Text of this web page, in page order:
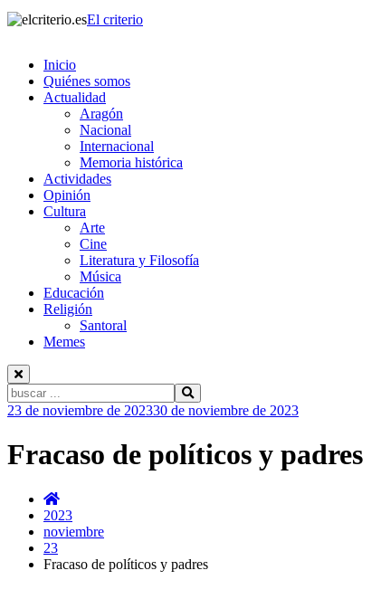
El criterio
Inicio
Quiénes somos
Actualidad
Aragón
Nacional
Internacional
Memoria histórica
Actividades
Opinión
Cultura
Arte
Cine
Literatura y Filosofía
Música
Educación
Religión
Santoral
Memes
Buscar:
Ir
contenido
23 de noviembre de 202330 de noviembre de 2023
Fracaso de políticos y padres
2023
noviembre
23
Fracaso de políticos y padres